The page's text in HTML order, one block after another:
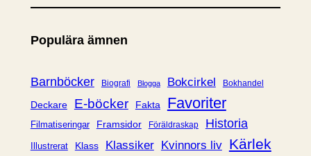
t
g
r
Populära ämnen
Barnböcker Biografi Blogga Bokcirkel Bokhandel
Deckare E-böcker Fakta Favoriter
Filmatiseringar Framsidor Föräldraskap Historia
Illustrerat Klass Klassiker Kvinnors liv Kärlek